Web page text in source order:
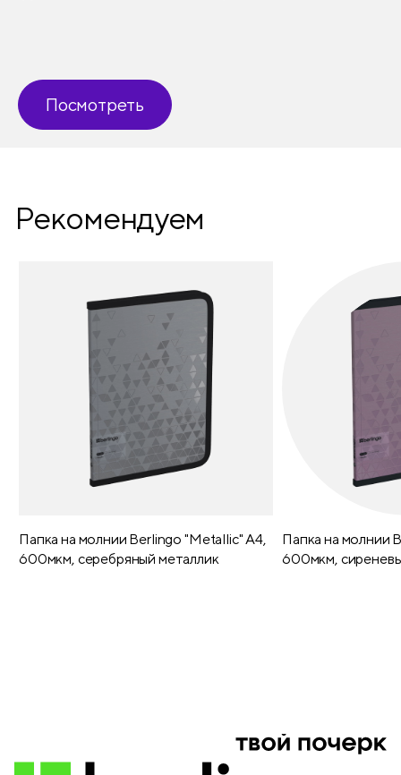
Посмотреть
Рекомендуем
Папка на молнии Berlingo "Metallic" А4,
600мкм, серебряный металлик
Папка на молнии
600мкм,